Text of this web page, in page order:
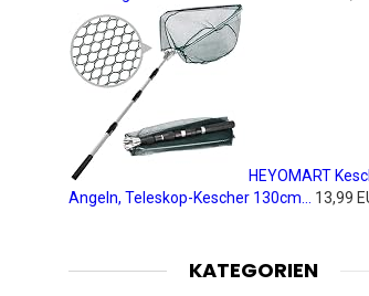
HEYOMART
Angeln, Teleskop-Kescher 130cm...
13,99
KATEGORIEN